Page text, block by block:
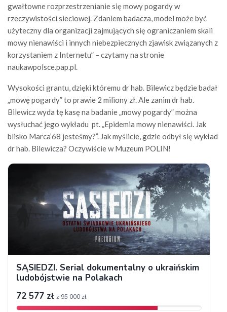
gwałtowne rozprzestrzenianie się mowy pogardy w
rzeczywistości sieciowej. Zdaniem badacza, model może być
użyteczny dla organizacji zajmujących się ograniczaniem skali
mowy nienawiści i innych niebezpiecznych zjawisk związanych z
korzystaniem z Internetu” – czytamy na stronie
naukawpolsce.pap.pl.
Wysokości grantu, dzięki któremu dr hab. Bilewicz będzie badał
„mowę pogardy” to prawie 2 miliony zł. Ale zanim dr hab.
Bilewicz wyda tę kasę na badanie „mowy pogardy” można
wysłuchać jego wykładu pt. „Epidemia mowy nienawiści. Jak
blisko Marca’68 jesteśmy?”. Jak myślicie, gdzie odbył się wykład
dr hab. Bilewicza? Oczywiście w Muzeum POLIN!